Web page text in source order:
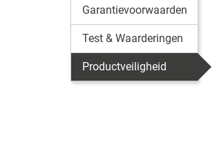
Garantievoorwaarden
Test & Waarderingen
Productveiligheid